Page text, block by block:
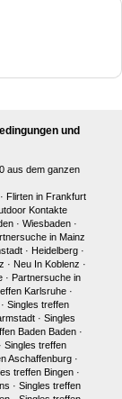
und
aus dem ganzen
· Flirten in Frankfurt
Kontakte
· Wiesbaden·
in Mainz
· Heidelberg·
· Neu In Koblenz ·
· Partnersuche in
Karlsruhe·
· Singles treffen
· Singles
Baden Baden·
Singles treffen
Aschaffenburg·
treffen Bingen ·
· Singles treffen